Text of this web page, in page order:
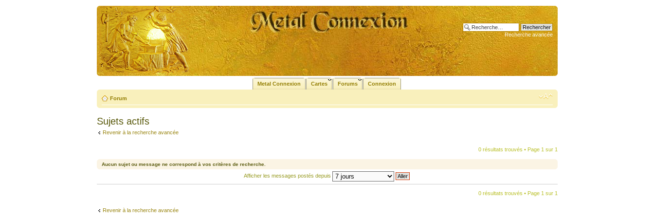
Recherche avancée
Metal Connexion Cartes Forums Connexion
Forum
Sujets actifs
Revenir à la recherche avancée
0 résultats trouvés • Page 1 sur 1
Aucun sujet ou message ne correspond à vos critères de recherche.
Afficher les messages postés depuis
0 résultats trouvés • Page 1 sur 1
Revenir à la recherche avancée